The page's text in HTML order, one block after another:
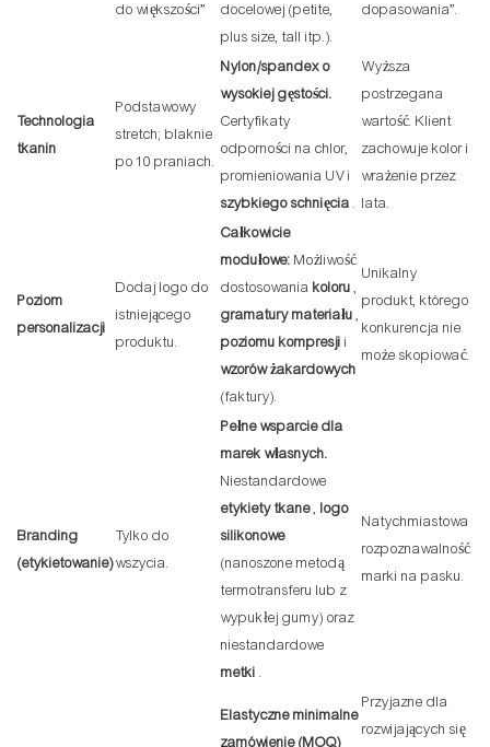
do większości”
docelowej (petite,
plus size, tall itp.).
dopasowania”.
Technologia
tkanin
Podstawowy
stretch; blaknie
po 10 praniach.
Nylon/spandex o
wysokiej gęstości.
Certyfikaty
odporności na chlor,
promieniowania UV i
szybkiego schnięcia .
Wyższa
postrzegana
wartość. Klient
zachowuje kolor i
wrażenie przez
lata.
Poziom
personalizacji
Dodaj logo do
istniejącego
produktu.
Całkowicie
modułowe: Możliwość
dostosowania koloru,
gramatury materiału,
poziomu kompresji i
wzorów żakardowych
(faktury).
Unikalny
produkt, którego
konkurencja nie
może skopiować.
Branding
(etykietowanie)
Tylko do
wszycia.
Pełne wsparcie dla
marek własnych.
Niestandardowe
etykiety tkane, logo
silikonowe
(nanoszone metodą
termotransferu lub z
wypukłej gumy) oraz
niestandardowe
metki .
Natychmiastowa
rozpoznawalność
marki na pasku.
Elastyczne minimalne
zamówienie (MOQ)
Przyjazne dla
rozwijających się